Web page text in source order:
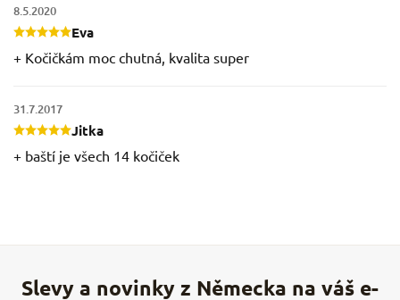
Eva
8.5.2020
+ Kočičkám moc chutná, kvalita super
Jitka
31.7.2017
+ baští je všech 14 kočiček